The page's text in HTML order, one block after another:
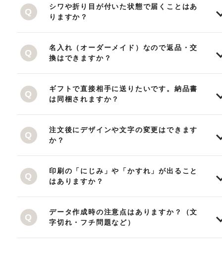
シワや折り目が付いた状態で届くことはあ
りますか？
名入れ（オーダーメイド）なので返品・交
換はできますか？
ギフトで直接相手に送りたいです。納品書
は同梱されますか？
注文後にデザインや文字の変更はできます
か？
印刷の「にじみ」や「かすれ」が出ること
はありますか？
データ作成時の注意点はありますか？（文
字切れ・フチ問題など）